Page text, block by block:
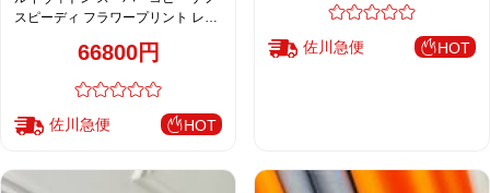
スピーディ フラワープリント レザ
イト 人気モデル66800円
佐川急便 HOT
佐川急便 HOT